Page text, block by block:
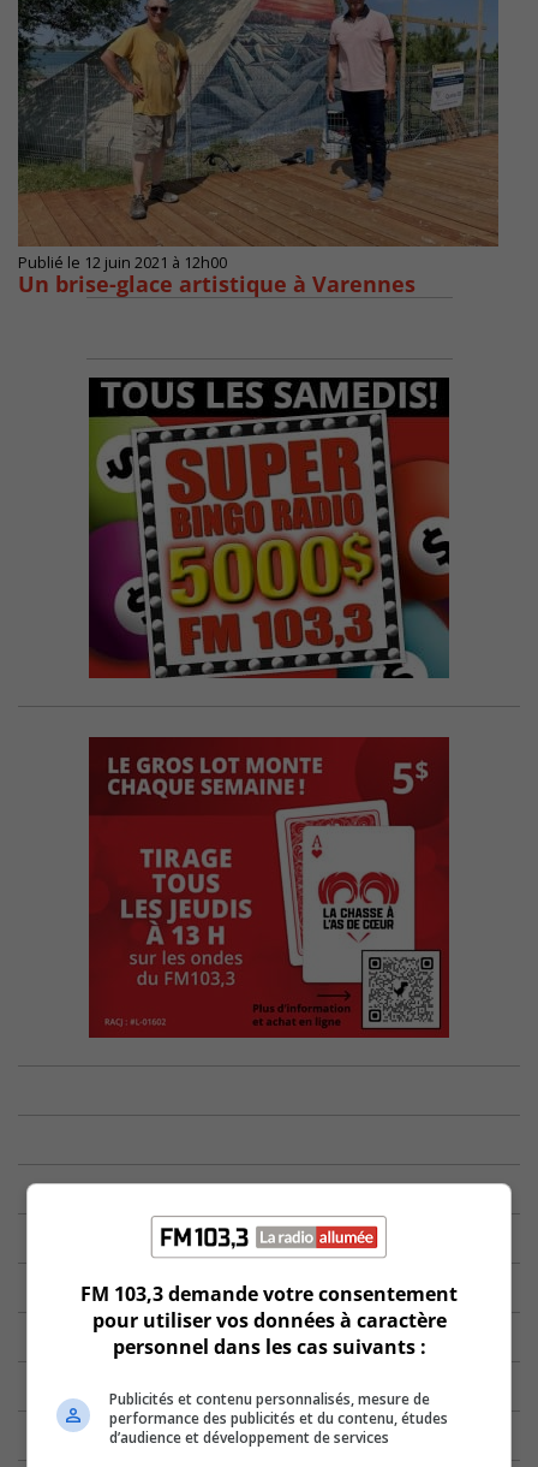
Publié le 12 juin 2021 à 12h00
Un brise-glace artistique à Varennes
FM 103,3 demande votre consentement
pour utiliser vos données à caractère
personnel dans les cas suivants :
Publicités et contenu personnalisés, mesure de
performance des publicités et du contenu, études
d’audience et développement de services